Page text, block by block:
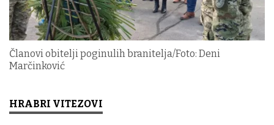
Članovi obitelji poginulih branitelja/Foto: Deni
Marčinković
HRABRI VITEZOVI